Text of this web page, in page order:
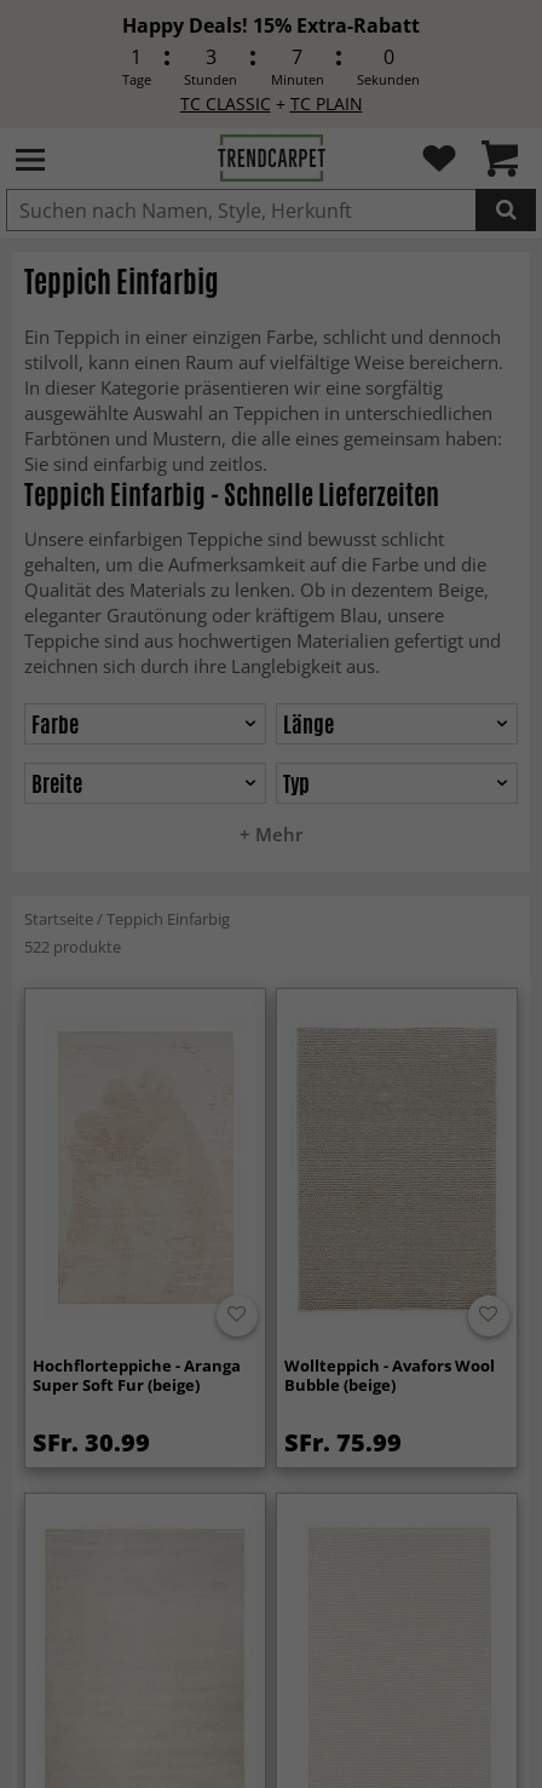
Happy Deals! 15% Extra-Rabatt
1
Tage
3
Stunden
6
Minuten
58
Sekunden
TC CLASSIC + TC PLAIN
IN DEN WARENKORB GELEGT.
Teppich Einfarbig
Ein Teppich in einer einzigen Farbe, schlicht und dennoch
stilvoll, kann einen Raum auf vielfältige Weise bereichern.
In dieser Kategorie präsentieren wir eine sorgfältig
ausgewählte Auswahl an Teppichen in unterschiedlichen
Farbtönen und Mustern, die alle eines gemeinsam haben:
Sie sind einfarbig und zeitlos.
Teppich Einfarbig - Schnelle Lieferzeiten
Unsere einfarbigen Teppiche sind bewusst schlicht
gehalten, um die Aufmerksamkeit auf die Farbe und die
Qualität des Materials zu lenken. Ob in dezentem Beige,
eleganter Grautönung oder kräftigem Blau, unsere
Teppiche sind aus hochwertigen Materialien gefertigt und
zeichnen sich durch ihre Langlebigkeit aus.
+ Mehr
Farbe
Länge
Breite
Typ
Startseite/Teppich Einfarbig
522 produkte
Hochflorteppiche - Aranga
Super Soft Fur (beige)
SFr. 30.99
Wollteppich - Avafors Wool
Bubble (beige)
SFr. 75.99